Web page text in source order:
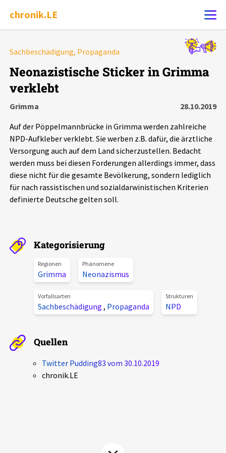
chronik.LE
Ereignis melden
Chronik
Leipziger Zustände
Schlaglichter
Aktuelles
Alle Beiträge
Veranstaltungen
Pressemitteilungen
Über uns
Projektbeschreibung
Kontakt
Unterstützer_innen
chronik.LE in der Presse
Sachbeschädigung, Propaganda
Neonazistische Sticker in Grimma
verklebt
Grimma
28.10.2019
Auf der Pöppelmannbrücke in Grimma werden zahlreiche
NPD-Aufkleber verklebt. Sie werben z.B. dafür, die ärztliche
Versorgung auch auf dem Land sicherzustellen. Bedacht
werden muss bei diesen Forderungen allerdings immer, dass
diese nicht für die gesamte Bevölkerung, sondern lediglich
für nach rassistischen und sozialdarwinistischen Kriterien
definierte Deutsche gelten soll.
Kategorisierung
Regionen
Grimma
Phänomene
Neonazismus
Vorfallsarten
Sachbeschädigung , Propaganda
Strukturen
NPD
Quellen
Twitter Pudding83 vom 30.10.2019
chronik.LE
Alle Ereignisse
Ereignisse
Ereignisse